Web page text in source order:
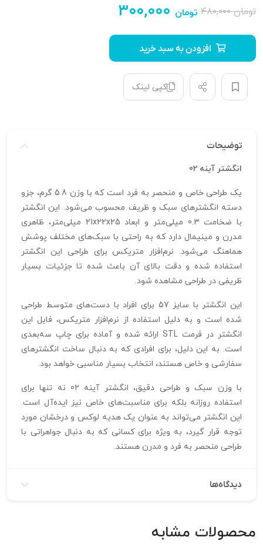
۴۸۰,۰۰۰تومان ۳۰۰,۰۰۰ تومان
افزودن به سبد خرید
کپی لینک
توضیحات
انگشتر آینه 02
یک طراحی خاص و منحصر به فرد است که با وزن 5.8 گرم، جزو
دسته انگشترهای سبک و ظریف محسوب می‌شود. این انگشتر
با ضخامت 0.3 میلی‌متر و ابعاد 21x22x25 میلی‌متر، ظاهری
مدرن و مینیمال دارد که به راحتی با سبک‌های مختلف پوشش
هماهنگ می‌شود. نرم‌افزار متریکس برای طراحی این انگشتر
استفاده شده و دقت بالای آن باعث شده تا جزئیات بسیار
ظریفی در طراحی مشاهده شود.
این انگشتر با سایز 57 برای افراد با دست‌های متوسط طراحی
شده است و به دلیل استفاده از نرم‌افزار متریکس، فایل این
انگشتر در فرمت STL ارائه شده و آماده برای چاپ سه‌بعدی
است. به این دلیل، برای افرادی که به دنبال ساخت انگشترهای
سفارشی و خاص هستند، انتخاب بسیار مناسبی خواهد بود.
با وزن سبک و طراحی دقیق، انگشتر آینه 02 نه تنها برای
استفاده روزانه بلکه برای مناسبت‌های خاص نیز ایده‌آل است.
این انگشتر می‌تواند به عنوان یک هدیه لوکس و درخشان مورد
توجه قرار گیرد، به ویژه برای کسانی که به دنبال جواهراتی با
طراحی منحصر به فرد و مدرن هستند.
دیدگاه‌ها
محصولات مشابه